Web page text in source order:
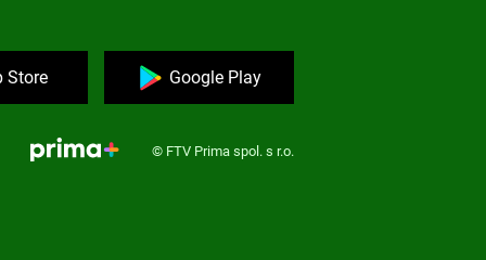
Store Google Play
© FTV Prima spol. s r.o.